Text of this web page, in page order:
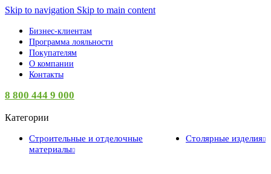
Skip to navigation Skip to main content
Бизнес-клиентам
Программа лояльности
Покупателям
О компании
Контакты
8 800 444 9 000
Категории
Строительные и отделочные
материалы
Столярные изделия